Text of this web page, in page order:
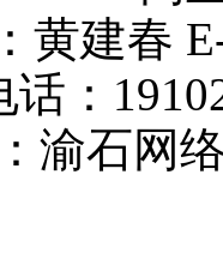
黄建春
话：
渝石网